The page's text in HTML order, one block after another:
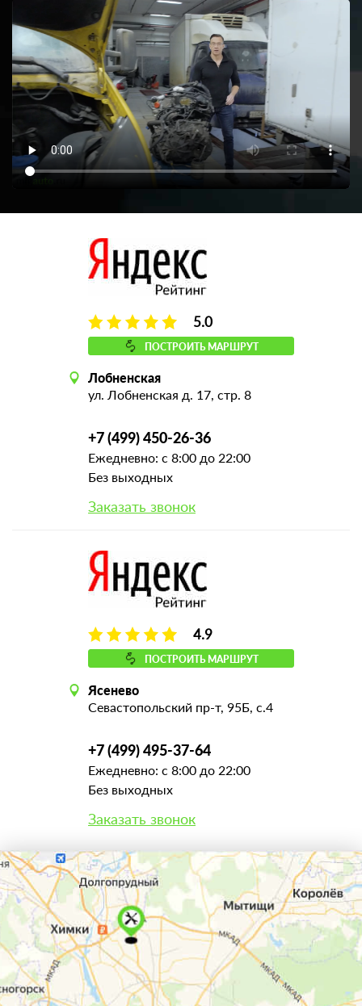
5.0
ПОСТРОИТЬ МАРШРУТ
Лобненская
ул. Лобненская д. 17, стр. 8
+7 (499) 450-26-36
Ежедневно: с 8:00 до 22:00
Без выходных
Заказать звонок
4.9
ПОСТРОИТЬ МАРШРУТ
Ясенево
Севастопольский пр-т, 95Б, с.4
+7 (499) 495-37-64
Ежедневно: с 8:00 до 22:00
Без выходных
Заказать звонок